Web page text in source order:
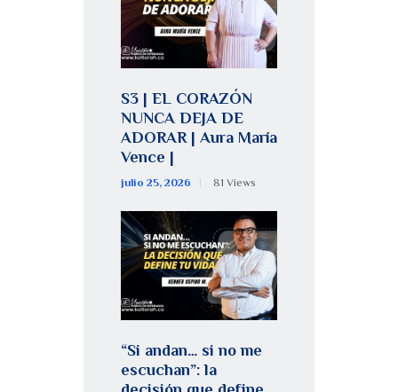
S3 | EL CORAZÓN
NUNCA DEJA DE
ADORAR | Aura María
Vence |
julio 25, 2026 81 Views
“Si andan… si no me
escuchan”: la